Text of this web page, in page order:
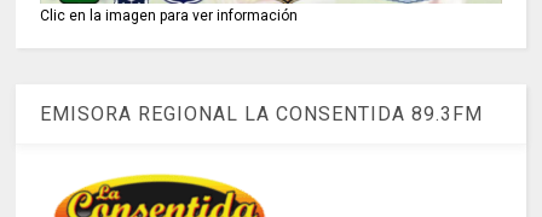
Clic en la imagen para ver información
EMISORA REGIONAL LA CONSENTIDA 89.3FM